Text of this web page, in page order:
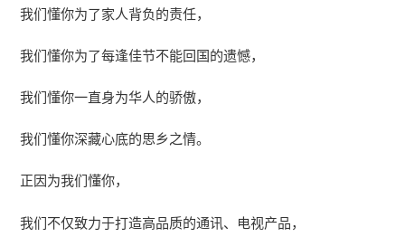
我们懂你为了家人背负的责任，
我们懂你为了每逢佳节不能回国的遗憾，
我们懂你一直身为华人的骄傲，
我们懂你深藏心底的思乡之情。
正因为我们懂你，
我们不仅致力于打造高品质的通讯、电视产品，